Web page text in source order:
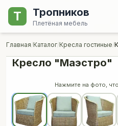
Т Тропников
Плетёная мебель
Главная/Каталог/Кресла гостиные/
Кресло "Маэстро"
Нажмите на фото,